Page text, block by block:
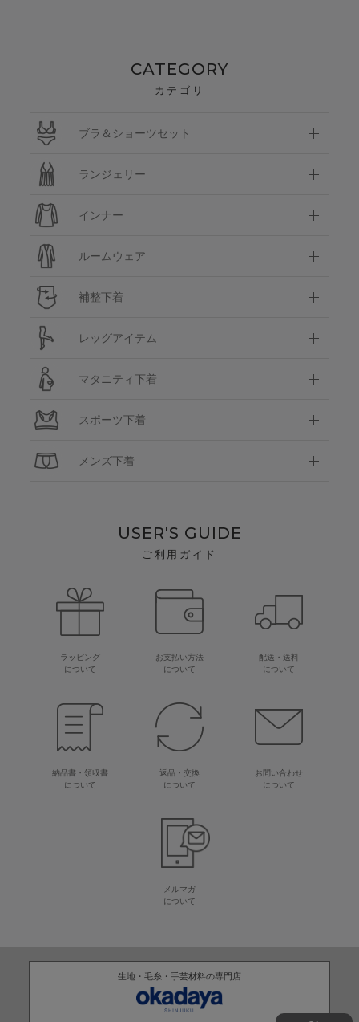
CATEGORY
カテゴリ
ブラ＆ショーツセット
ランジェリー
インナー
ルームウェア
補整下着
レッグアイテム
マタニティ下着
スポーツ下着
メンズ下着
USER'S GUIDE
ご利用ガイド
ラッピング
について
お支払い方法
について
配送・送料
について
納品書・領収書
について
返品・交換
について
お問い合わせ
について
メルマガ
について
生地・毛糸・手芸材料の専門店